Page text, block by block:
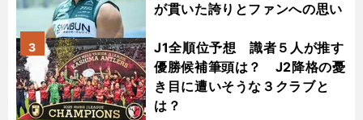
が貫いた誇りとファンへの思い
J1全順位予想 識者５人が推す
優勝候補筆頭は？ J2降格の憂
き目に遭いそうな３クラブと
は？
3